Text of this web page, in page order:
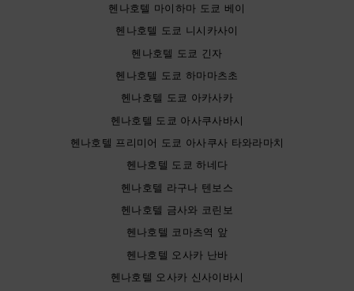
헨나호텔 마이하마 도쿄 베이
헨나호텔 도쿄 니시카사이
헨나호텔 도쿄 긴자
헨나호텔 도쿄 하마마츠초
헨나호텔 도쿄 아카사카
헨나호텔 도쿄 아사쿠사바시
헨나호텔 프리미어 도쿄 아사쿠사 타와라마치
헨나호텔 도쿄 하네다
헨나호텔 라구나 텐보스
헨나호텔 금사와 코린보
헨나호텔 코마츠역 앞
헨나호텔 오사카 난바
헨나호텔 오사카 신사이바시